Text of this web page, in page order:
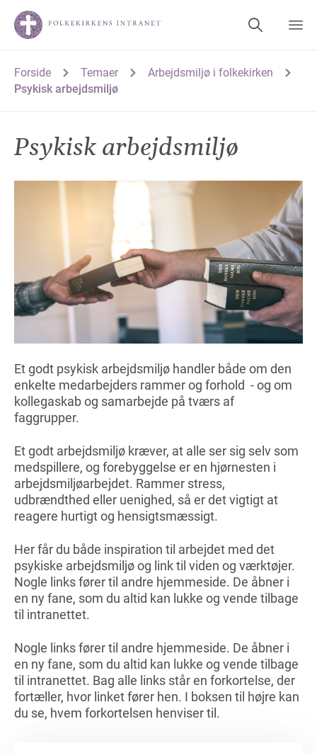
Forside Temaer
Arbejdsmiljø i folkekirken
Psykisk arbejdsmiljø
Psykisk arbejdsmiljø
Et godt psykisk arbejdsmiljø handler både om den
enkelte medarbejders rammer og forhold - og om
kollegaskab og samarbejde på tværs af
faggrupper.
Et godt arbejdsmiljø kræver, at alle ser sig selv som
medspillere, og forebyggelse er en hjørnesten i
arbejdsmiljøarbejdet. Rammer stress,
udbrændthed eller uenighed, så er det vigtigt at
reagere hurtigt og hensigtsmæssigt.
Her får du både inspiration til arbejdet med det
psykiske arbejdsmiljø og link til viden og værktøjer.
Nogle links fører til andre hjemmeside. De åbner i
en ny fane, som du altid kan lukke og vende tilbage
til intranettet.
Nogle links fører til andre hjemmeside. De åbner i
en ny fane, som du altid kan lukke og vende tilbage
til intranettet. Bag alle links står en forkortelse, der
fortæller, hvor linket fører hen. I boksen til højre kan
du se, hvem forkortelsen henviser til.